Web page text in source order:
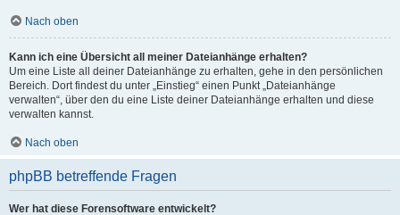
Nach oben
Kann ich eine Übersicht all meiner Dateianhänge erhalten?
Um eine Liste all deiner Dateianhänge zu erhalten, gehe in den persönlichen
Bereich. Dort findest du unter „Einstieg“ einen Punkt „Dateianhänge
verwalten“, über den du eine Liste deiner Dateianhänge erhalten und diese
verwalten kannst.
Nach oben
phpBB betreffende Fragen
Wer hat diese Forensoftware entwickelt?